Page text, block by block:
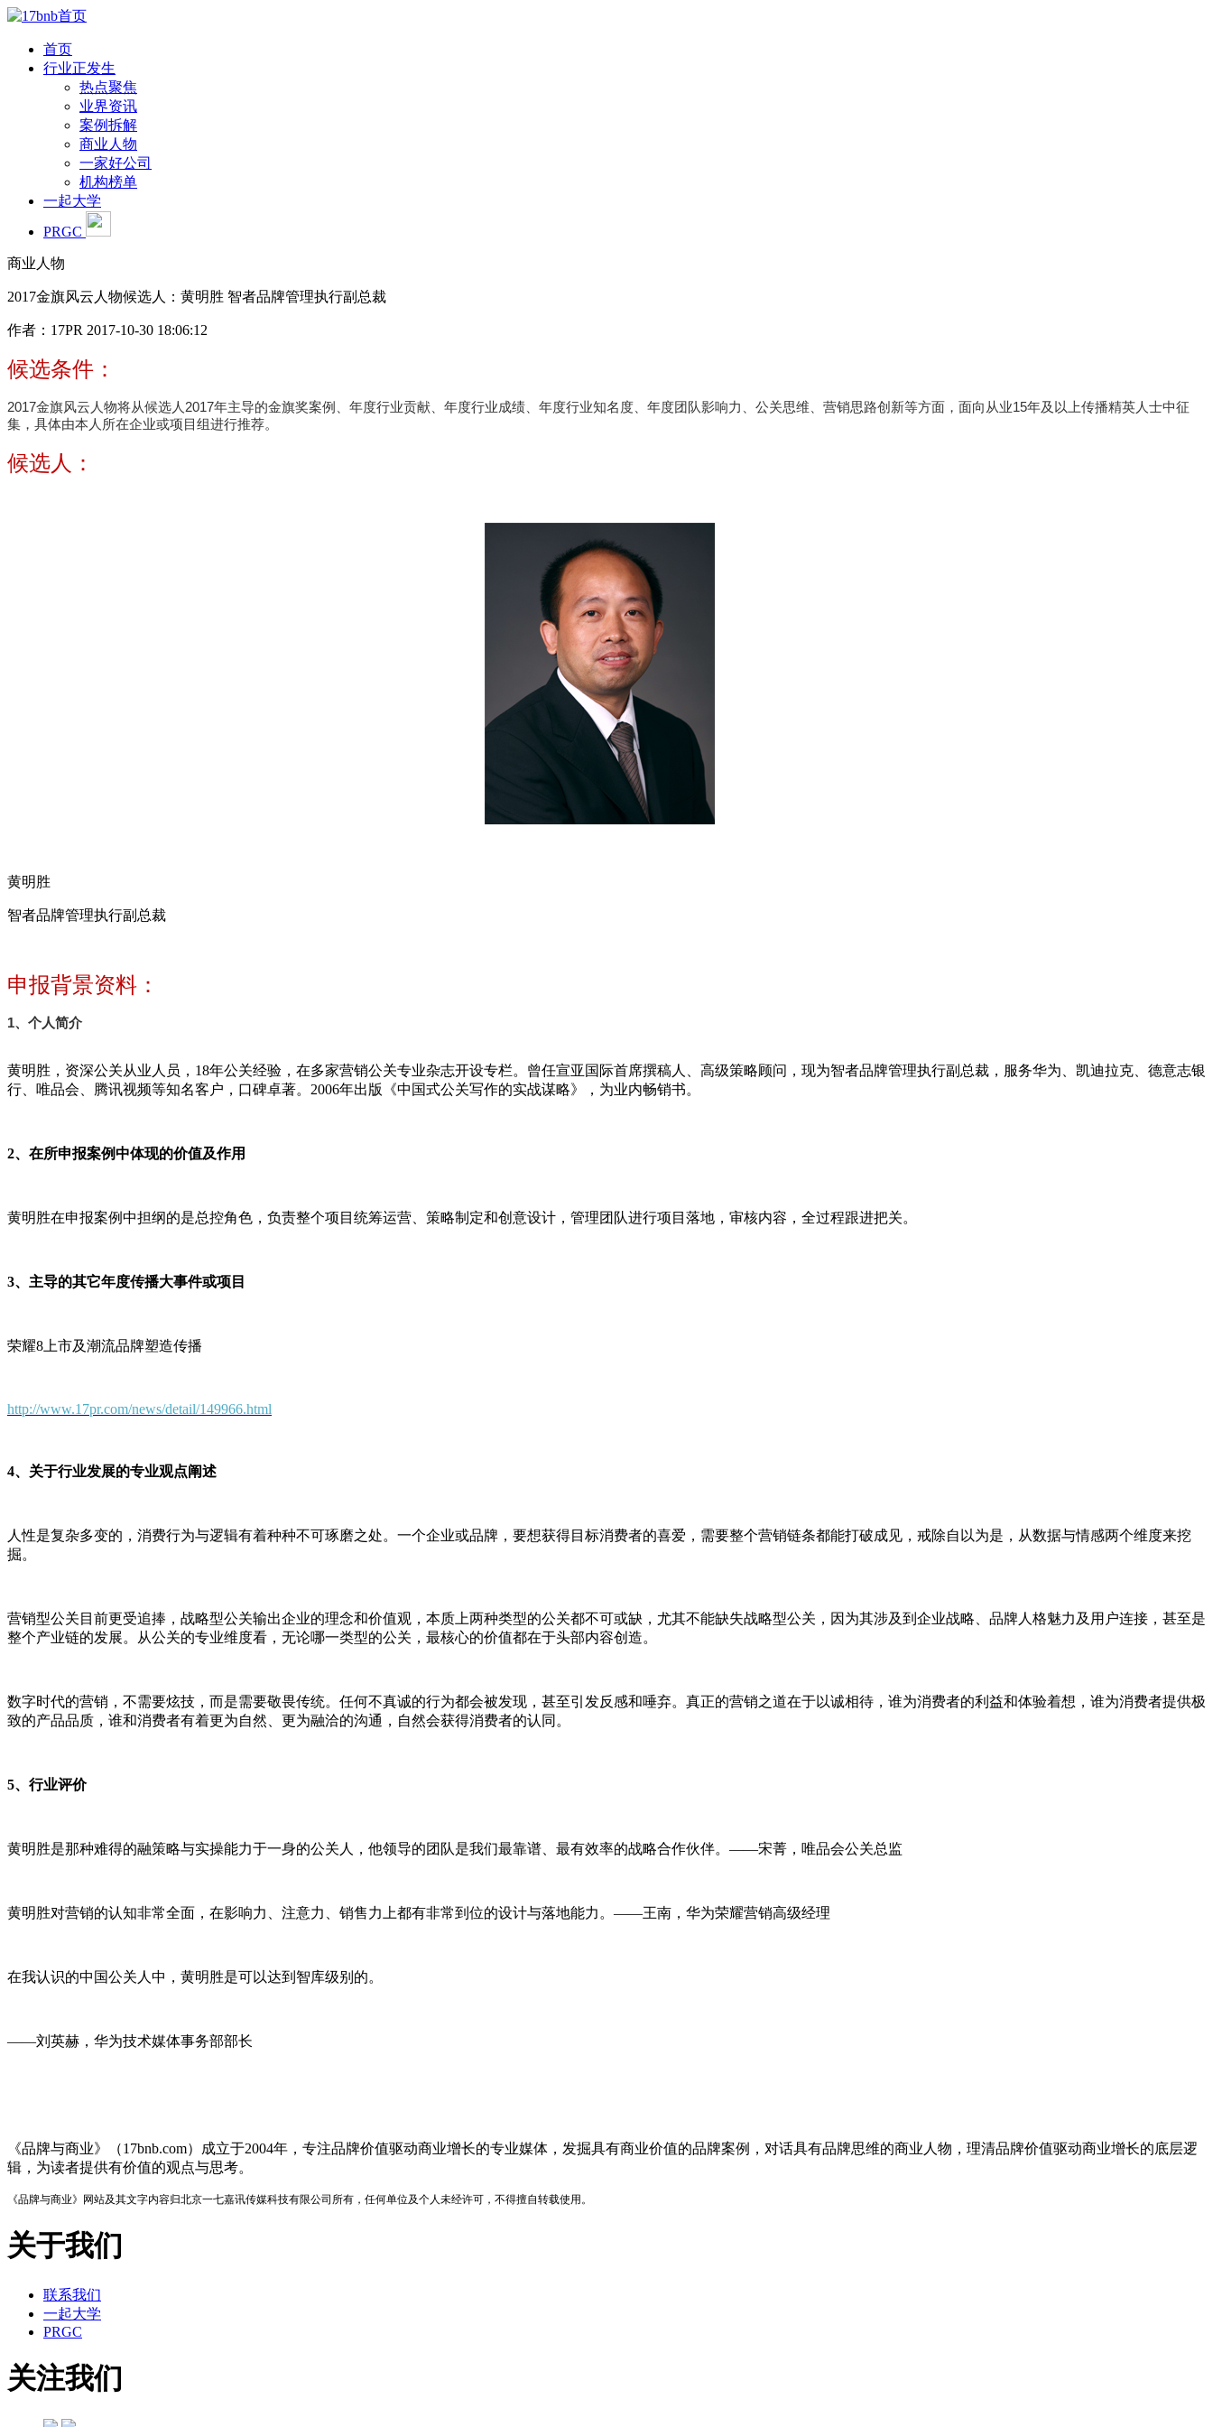
首页
行业正发生
热点聚焦
业界资讯
案例拆解
商业人物
一家好公司
机构榜单
一起大学
PRGC
商业人物
2017金旗风云人物候选人：黄明胜 智者品牌管理执行副总裁
作者：17PR 2017-10-30 18:06:12
候选条件：
2017金旗风云人物将从候选人2017年主导的金旗奖案例、年度行业贡献、年度行业成绩、年度行业知名度、年度团队影响力、公关思维、营销思路创新等方面，面向从业15年及以上传播精英人士中征
集，具体由本人所在企业或项目组进行推荐。
候选人：
黄明胜
智者品牌管理执行副总裁
申报背景资料：
1、个人简介
黄明胜，资深公关从业人员，18年公关经验，在多家营销公关专业杂志开设专栏。曾任宣亚国际首席撰稿人、高级策略顾问，现为智者品牌管理执行副总裁，服务华为、凯迪拉克、德意志银
行、唯品会、腾讯视频等知名客户，口碑卓著。2006年出版《中国式公关写作的实战谋略》，为业内畅销书。
2、在所申报案例中体现的价值及作用
黄明胜在申报案例中担纲的是总控角色，负责整个项目统筹运营、策略制定和创意设计，管理团队进行项目落地，审核内容，全过程跟进把关。
3、主导的其它年度传播大事件或项目
荣耀8上市及潮流品牌塑造传播
http://www.17pr.com/news/detail/149966.html
4、关于行业发展的专业观点阐述
人性是复杂多变的，消费行为与逻辑有着种种不可琢磨之处。一个企业或品牌，要想获得目标消费者的喜爱，需要整个营销链条都能打破成见，戒除自以为是，从数据与情感两个维度来挖
掘。
营销型公关目前更受追捧，战略型公关输出企业的理念和价值观，本质上两种类型的公关都不可或缺，尤其不能缺失战略型公关，因为其涉及到企业战略、品牌人格魅力及用户连接，甚至是
整个产业链的发展。从公关的专业维度看，无论哪一类型的公关，最核心的价值都在于头部内容创造。
数字时代的营销，不需要炫技，而是需要敬畏传统。任何不真诚的行为都会被发现，甚至引发反感和唾弃。真正的营销之道在于以诚相待，谁为消费者的利益和体验着想，谁为消费者提供极
致的产品品质，谁和消费者有着更为自然、更为融洽的沟通，自然会获得消费者的认同。
5、行业评价
黄明胜是那种难得的融策略与实操能力于一身的公关人，他领导的团队是我们最靠谱、最有效率的战略合作伙伴。——宋菁，唯品会公关总监
黄明胜对营销的认知非常全面，在影响力、注意力、销售力上都有非常到位的设计与落地能力。——王南，华为荣耀营销高级经理
在我认识的中国公关人中，黄明胜是可以达到智库级别的。
——刘英赫，华为技术媒体事务部部长
《品牌与商业》（17bnb.com）成立于2004年，专注品牌价值驱动商业增长的专业媒体，发掘具有商业价值的品牌案例，对话具有品牌思维的商业人物，理清品牌价值驱动商业增长的底层逻
辑，为读者提供有价值的观点与思考。
《品牌与商业》网站及其文字内容归北京一七嘉讯传媒科技有限公司所有，任何单位及个人未经许可，不得擅自转载使用。
关于我们
联系我们
一起大学
PRGC
关注我们